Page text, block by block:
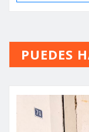
PUEDES